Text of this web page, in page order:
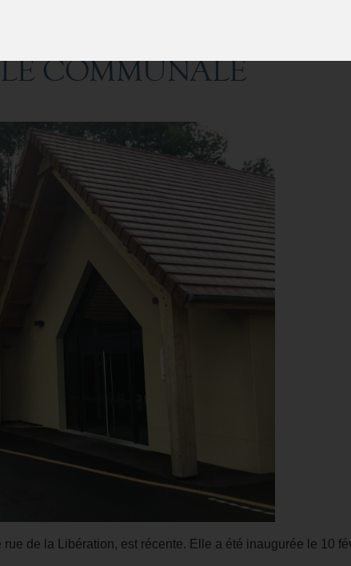
COMMUNALE
de la Libération, est récente. Elle a été inaugurée le 10